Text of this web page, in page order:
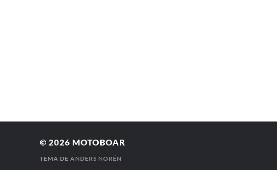
© 2026 MOTOBOAR
TEMA DE ANDERS NORÉN